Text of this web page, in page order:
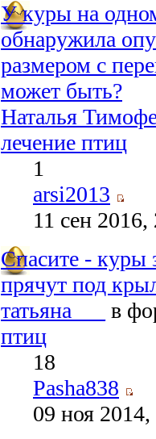
У куры на
обнаружила
размером с
может быть?
Наталья
лечение птиц
1
arsi2013
11 сен 2016,
Спасите - куры
прячут под
татьяна___
в
птиц
18
Pasha838
09 ноя